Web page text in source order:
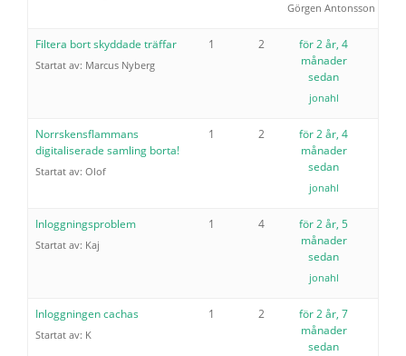
Görgen Antonsson
Filtera bort skyddade träffar
Startat av: Marcus Nyberg
1 2
för 2 år, 4
månader
sedan
jonahl
Norrskensflammans
digitaliserade samling borta!
Startat av: Olof
1 2
för 2 år, 4
månader
sedan
jonahl
Inloggningsproblem
Startat av: Kaj
1 4
för 2 år, 5
månader
sedan
jonahl
Inloggningen cachas
Startat av: K
1 2
för 2 år, 7
månader
sedan